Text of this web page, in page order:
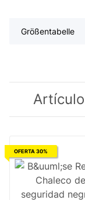
Größentabelle
OFERTA 30%